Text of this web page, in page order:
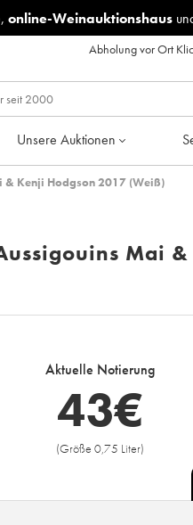
online-Weinauktionshaus
Abholung vor Ort
Unsere Auktionen
& Kenji Hodgson 2017 (Weiß)
Mai
Aktuelle Notierung
43€
(Größe 0,75 Liter)